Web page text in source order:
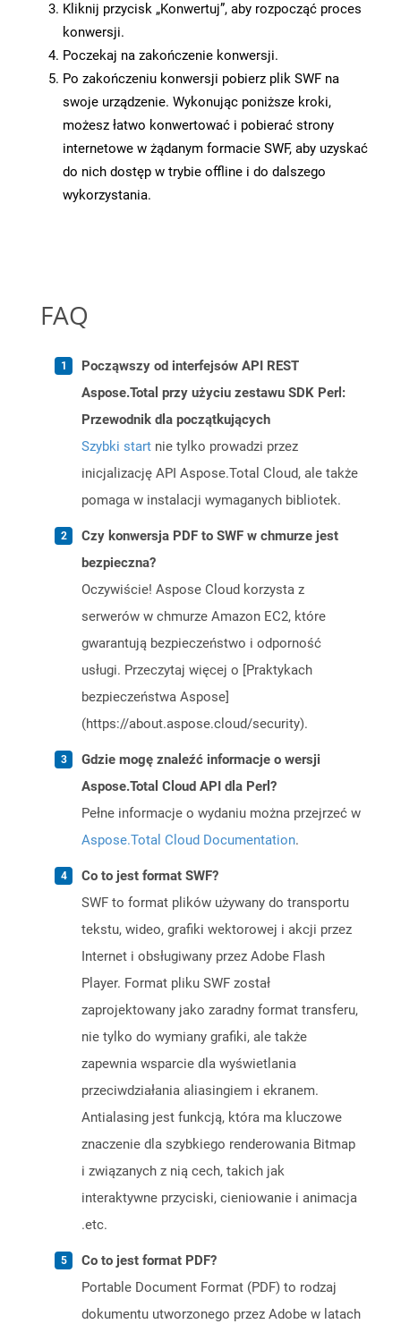
Kliknij przycisk „Konwertuj”, aby rozpocząć proces
konwersji.
Poczekaj na zakończenie konwersji.
Po zakończeniu konwersji pobierz plik SWF na
swoje urządzenie. Wykonując poniższe kroki,
możesz łatwo konwertować i pobierać strony
internetowe w żądanym formacie SWF, aby uzyskać
do nich dostęp w trybie offline i do dalszego
wykorzystania.
FAQ
Począwszy od interfejsów API REST
Aspose.Total przy użyciu zestawu SDK Perl:
Przewodnik dla początkujących
Szybki start nie tylko prowadzi przez
inicjalizację API Aspose.Total Cloud, ale także
pomaga w instalacji wymaganych bibliotek.
Czy konwersja PDF to SWF w chmurze jest
bezpieczna?
Oczywiście! Aspose Cloud korzysta z
serwerów w chmurze Amazon EC2, które
gwarantują bezpieczeństwo i odporność
usługi. Przeczytaj więcej o [Praktykach
bezpieczeństwa Aspose]
(https://about.aspose.cloud/security).
Gdzie mogę znaleźć informacje o wersji
Aspose.Total Cloud API dla Perl?
Pełne informacje o wydaniu można przejrzeć w
Aspose.Total Cloud Documentation.
Co to jest format SWF?
SWF to format plików używany do transportu
tekstu, wideo, grafiki wektorowej i akcji przez
Internet i obsługiwany przez Adobe Flash
Player. Format pliku SWF został
zaprojektowany jako zaradny format transferu,
nie tylko do wymiany grafiki, ale także
zapewnia wsparcie dla wyświetlania
przeciwdziałania aliasingiem i ekranem.
Antialasing jest funkcją, która ma kluczowe
znaczenie dla szybkiego renderowania Bitmap
i związanych z nią cech, takich jak
interaktywne przyciski, cieniowanie i animacja
.etc.
Co to jest format PDF?
Portable Document Format (PDF) to rodzaj
dokumentu utworzonego przez Adobe w latach